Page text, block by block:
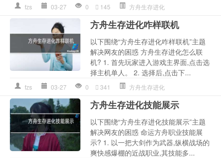
fzs 03-27 0 145 方舟生存进化
方舟生存进化咋样联机
以下围绕“方舟生存进化咋样联机”主题
解决网友的困惑 方舟生存进化怎么联
机? 1. 首先玩家进入游戏主界面,点击选
择主机单人。 2. 选择后,点击下...
fzs 03-27 0 341 方舟生存进化
方舟生存进化技能展示
以下围绕“方舟生存进化技能展示”主题
解决网友的困惑 命运方舟职业技能展
示? 1. 以一把大剑作为武器,纵横战场的
爽快感爆棚的近战职业,其技能多...